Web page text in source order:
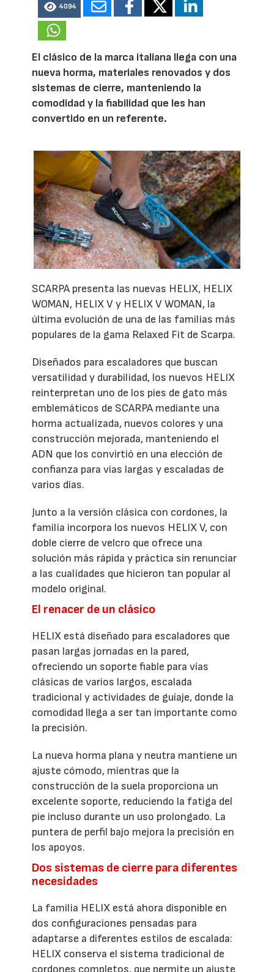
4094
El clásico de la marca italiana llega con una
nueva horma, materiales renovados y dos
sistemas de cierre, manteniendo la
comodidad y la fiabilidad que les han
convertido en un referente.
SCARPA presenta las nuevas HELIX, HELIX
WOMAN, HELIX V y HELIX V WOMAN, la
última evolución de una de las familias más
populares de la gama Relaxed Fit de Scarpa.
Diseñados para escaladores que buscan
versatilidad y durabilidad, los nuevos HELIX
reinterpretan uno de los pies de gato más
emblemáticos de SCARPA mediante una
horma actualizada, nuevos colores y una
construcción mejorada, manteniendo el
ADN que los convirtió en una elección de
confianza para vías largas y escaladas de
varios días.
Junto a la versión clásica con cordones, la
familia incorpora los nuevos HELIX V, con
doble cierre de velcro que ofrece una
solución más rápida y práctica sin renunciar
a las cualidades que hicieron tan popular al
modelo original.
El renacer de un clásico
HELIX está diseñado para escaladores que
pasan largas jornadas en la pared,
ofreciendo un soporte fiable para vías
clásicas de varios largos, escalada
tradicional y actividades de guíaje, donde la
comodidad llega a ser tan importante como
la precisión.
La nueva horma plana y neutra mantiene un
ajuste cómodo, mientras que la
construcción de la suela proporciona un
excelente soporte, reduciendo la fatiga del
pie incluso durante un uso prolongado. La
puntera de perfil bajo mejora la precisión en
los apoyos.
Dos sistemas de cierre para diferentes
necesidades
La familia HELIX está ahora disponible en
dos configuraciones pensadas para
adaptarse a diferentes estilos de escalada:
HELIX conserva el sistema tradicional de
cordones completos, que permite un ajuste